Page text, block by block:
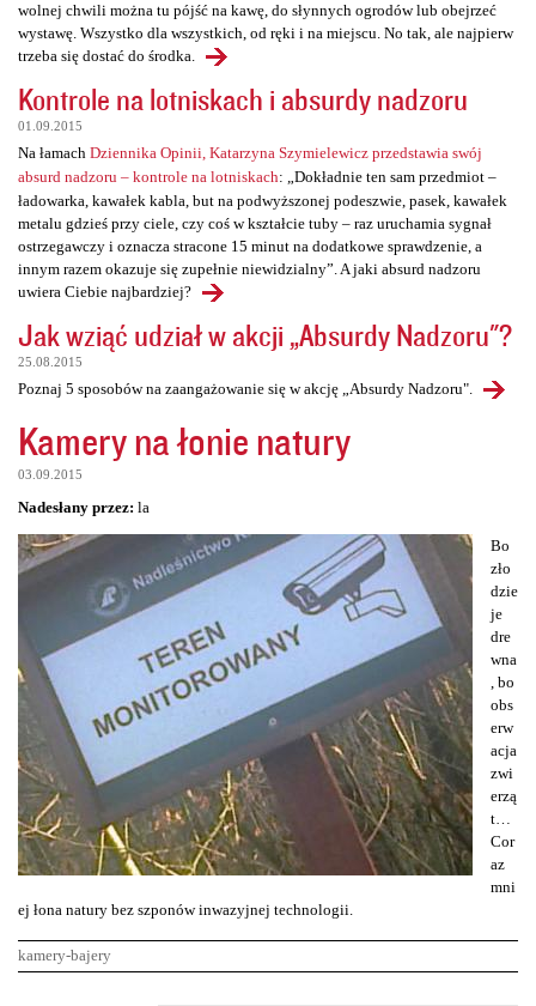
wolnej chwili można tu pójść na kawę, do słynnych ogrodów lub obejrzeć
wystawę. Wszystko dla wszystkich, od ręki i na miejscu. No tak, ale najpierw
trzeba się dostać do środka.
Kontrole na lotniskach i absurdy nadzoru
01.09.2015
Na łamach Dziennika Opinii, Katarzyna Szymielewicz przedstawia swój
absurd nadzoru – kontrole na lotniskach: „Dokładnie ten sam przedmiot –
ładowarka, kawałek kabla, but na podwyższonej podeszwie, pasek, kawałek
metalu gdzieś przy ciele, czy coś w kształcie tuby – raz uruchamia sygnał
ostrzegawczy i oznacza stracone 15 minut na dodatkowe sprawdzenie, a
innym razem okazuje się zupełnie niewidzialny”. A jaki absurd nadzoru
uwiera Ciebie najbardziej?
Jak wziąć udział w akcji „Absurdy Nadzoru"?
25.08.2015
Poznaj 5 sposobów na zaangażowanie się w akcję „Absurdy Nadzoru".
Kamery na łonie natury
03.09.2015
Nadesłany przez: la
Bo
zło
dzie
je
dre
wna
, bo
obs
erw
acja
zwi
erzą
t…
Cor
az
mni
ej łona natury bez szponów inwazyjnej technologii.
kamery-bajery